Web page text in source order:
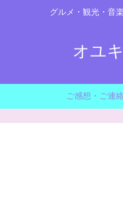
グルメ・観光・音
オユ
ご感想・ご連